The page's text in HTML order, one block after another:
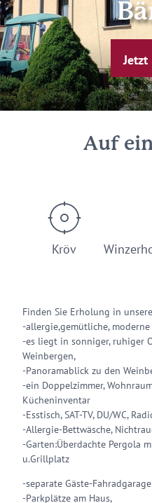
Jetzt
Auf
Kröv
Finden Sie Erholung in
-allergie,gemütliche,
-es liegt in sonniger, ruhiger
Weinbergen,
-Panoramablick zu den
-ein Doppelzimmer,
Kücheninventar
-Esstisch, SAT-TV, DU/WC,
-Allergie-Bettwäsche,
-Garten:Überdachte Pergola
u.Grillplatz
-separate Gäste-
-Parkplätze am Haus,